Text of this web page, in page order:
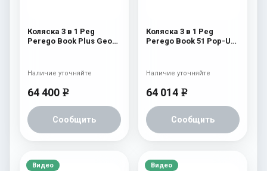
Коляска 3 в 1 Peg
Perego Book Plus Geo
64 400 e
Сообщить
Наличие уточняйте
Коляска 3 в 1 Peg
Perego Book 51 Pop-Up
64 014 e
Сообщить
Наличие уточняйте
Видео Видео